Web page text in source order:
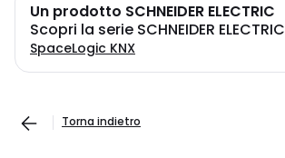
Un prodotto SCHNEIDER ELECTRIC
Scopri la serie SCHNEIDER ELECTRIC
SpaceLogic KNX
Torna indietro